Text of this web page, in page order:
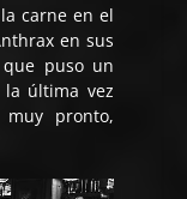
carne en el
en sus
que puso un
última vez
pronto,